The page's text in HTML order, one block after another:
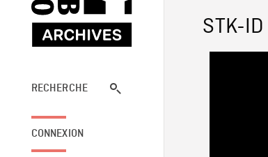
RECHERCHE
CONNEXION
STK-